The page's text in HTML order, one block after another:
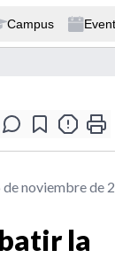
Campus
noviembre de
la